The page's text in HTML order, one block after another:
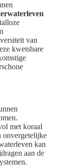
van
kwetsbare
met koraal
onvergetelijke
kan
aan de